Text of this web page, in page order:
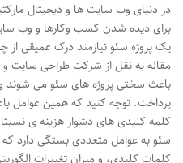
در دنیای وب سایت ها و دیجیتال
برای دیده شدن کسب وکارها و وب
یک پروژه سئو نیازمند درک عمیقی
مقاله به نقل از شرکت طراحی سایت و
باعث سختی پروژه های سئو می شوند
پرداخت. توجه کنید که همین عوامل
کلمه کلیدی های دشوار هزینه ی نسبتا
سئو به عوامل متعددی بستگی دارد
کلمات کلیدی، و میزان تغییرات